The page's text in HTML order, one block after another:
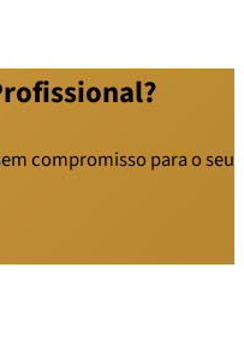
compromisso para o seu